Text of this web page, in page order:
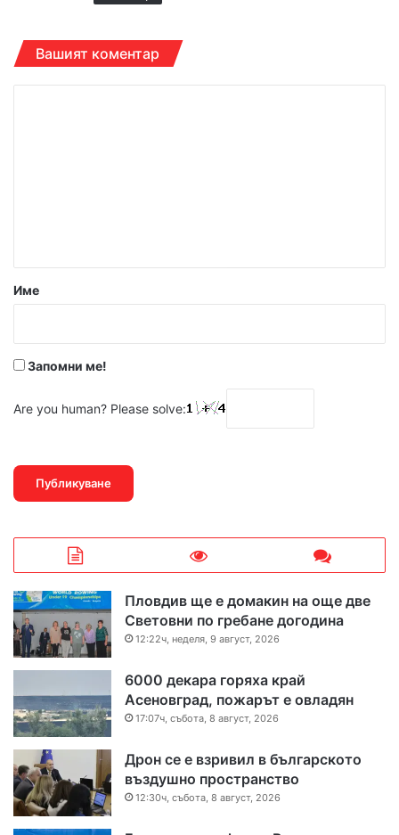
Вашият коментар
р
Име
Запомни ме!
Are you human? Please solve:
Пловдив ще е домакин на още две
Световни по гребане догодина
12:22ч, неделя, 9 август, 2026
6000 декара горяха край
Асеновград, пожарът е овладян
17:07ч, събота, 8 август, 2026
Дрон се е взривил в българското
въздушно пространство
12:30ч, събота, 8 август, 2026